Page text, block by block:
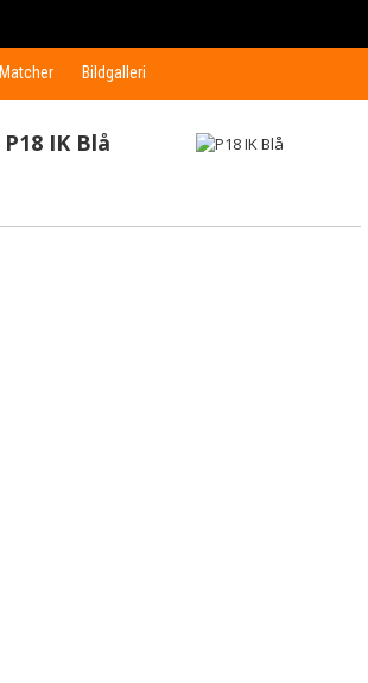
Matcher Bildgalleri
P18 IK Blå